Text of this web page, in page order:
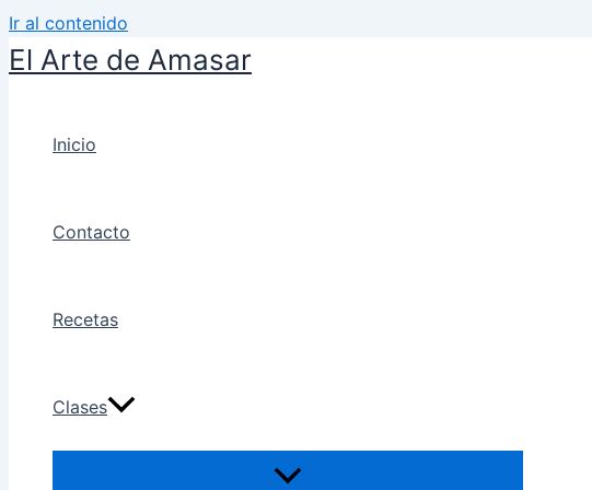
Ir al contenido
El Arte de Amasar
Inicio
Contacto
Recetas
Clases